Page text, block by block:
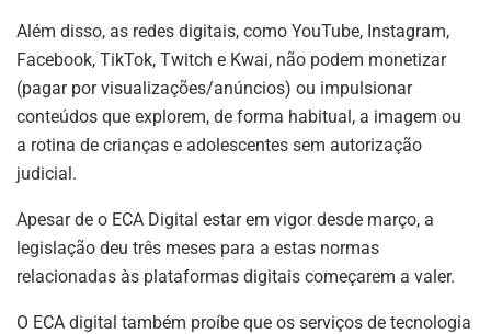
Além disso, as redes digitais, como YouTube, Instagram,
Facebook, TikTok, Twitch e Kwai, não podem monetizar
(pagar por visualizações/anúncios) ou impulsionar
conteúdos que explorem, de forma habitual, a imagem ou
a rotina de crianças e adolescentes sem autorização
judicial.
Apesar de o ECA Digital estar em vigor desde março, a
legislação deu três meses para a estas normas
relacionadas às plataformas digitais começarem a valer.
O ECA digital também proíbe que os serviços de tecnologia